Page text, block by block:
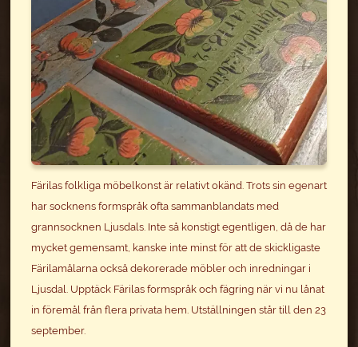
Färilas folkliga möbelkonst är relativt okänd. Trots sin egenart
har socknens formspråk ofta sammanblandats med
grannsocknen Ljusdals. Inte så konstigt egentligen, då de har
mycket gemensamt, kanske inte minst för att de skickligaste
Färilamålarna också dekorerade möbler och inredningar i
Ljusdal. Upptäck Färilas formspråk och fägring när vi nu lånat
in föremål från flera privata hem. Utställningen står till den 23
september.